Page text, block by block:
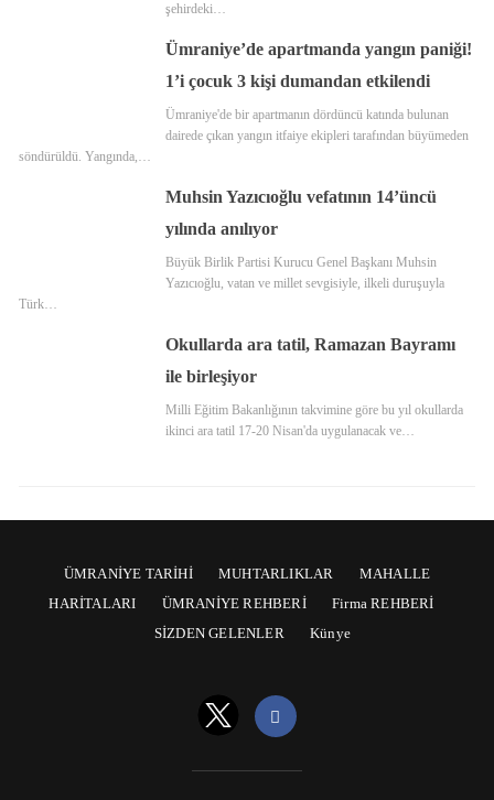
şehirdeki…
Ümraniye’de apartmanda yangın paniği!
1’i çocuk 3 kişi dumandan etkilendi
Ümraniye'de bir apartmanın dördüncü katında bulunan
dairede çıkan yangın itfaiye ekipleri tarafından büyümeden
söndürüldü. Yangında,…
Muhsin Yazıcıoğlu vefatının 14’üncü
yılında anılıyor
Büyük Birlik Partisi Kurucu Genel Başkanı Muhsin
Yazıcıoğlu, vatan ve millet sevgisiyle, ilkeli duruşuyla
Türk…
Okullarda ara tatil, Ramazan Bayramı
ile birleşiyor
Milli Eğitim Bakanlığının takvimine göre bu yıl okullarda
ikinci ara tatil 17-20 Nisan'da uygulanacak ve…
ÜMRANİYE TARİHİ MUHTARLIKLAR
MAHALLE
HARİTALARI
ÜMRANİYE REHBERİ
Firma REHBERİ
SİZDEN GELENLER
Künye